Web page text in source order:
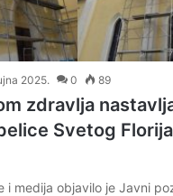
2025. 0 89
zdravlja
Svetog
i medija objavilo je Javni